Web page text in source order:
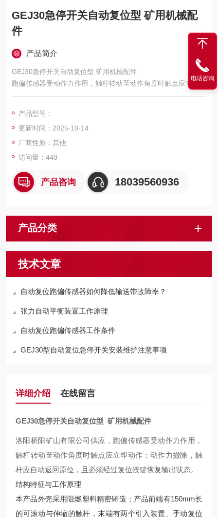
GEJ30急停开关自动复位型 矿用机械配
件
产品简介
GEJ30急停开关自动复位型 矿用机械配件
跑偏传感器受动作力作用，触杆转动至动作角度时触点应立即动
作；动作力撤除，触杆应自动返回原位，且必须经过复位按键恢
产品型号：
更新时间：2025-10-14
厂商性质：其他
访问量：448
产品咨询 18039560936
产品分类
技术文章
自动复位跑偏传感器如何降低输送带故障率？
张力自动平衡装置工作原理
自动复位跑偏传感器工作条件
GEJ30型自动复位急停开关安装维护注意事项
详细介绍 在线留言
GEJ30急停开关自动复位型 矿用机械配件
洛阳桥阳矿山有限公司供应，跑偏传感器受动作力作用，
触杆转动至动作角度时触点应立即动作；动作力撤除，触
杆应自动返回原位，且必须经过复位按键恢复输出状态。
结构特征与工作原理
本产品外壳采用阻燃塑料精密铸造；产品前端有150mm长
的可滚动与伸缩的触杆，末端有两个引入装置、手动复位
电话咨询